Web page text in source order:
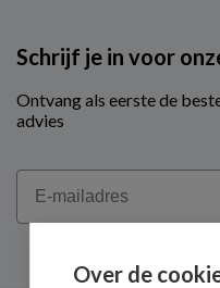
Schrijf je in voor
Ontvang als eerste de
advies
Email
Over de